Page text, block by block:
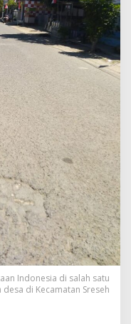
Indonesia di salah satu
desa di Kecamatan Sreseh